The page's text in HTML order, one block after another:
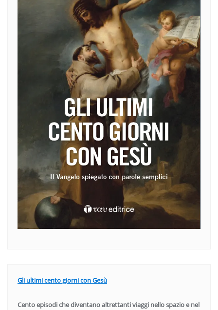
Gli ultimi cento giorni con Gesù
Cento episodi che diventano altrettanti viaggi nello spazio e nel